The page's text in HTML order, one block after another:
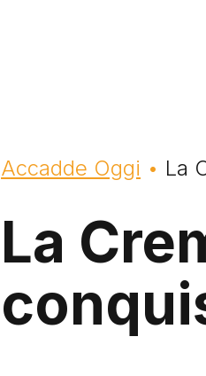
Briciole di pane
Accadde Oggi La
La